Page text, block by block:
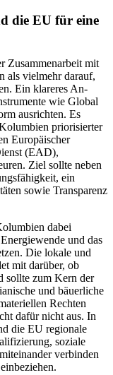
die EU für eine
Zusammenarbeit mit
als vielmehr darauf,
Ein klareres An­
wie Global
ausrichten. Es
priorisierter
Europäischer
(EAD),
Ziel sollte neben
ein
sowie Trans­parenz
dabei
und das
Die lokale und
mit darüber, ob
sollte zum Kern der
und bäuerliche
Rechten
dafür nicht aus. In
die EU regionale
soziale
verbinden